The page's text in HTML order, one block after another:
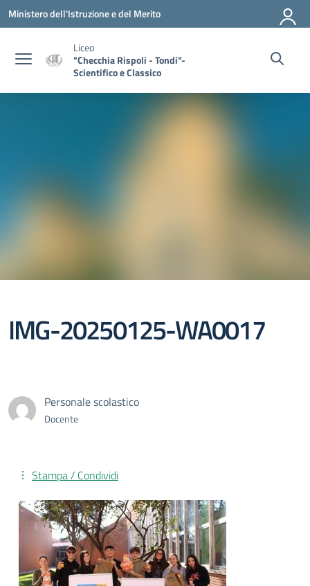
Vai ai contenuti
Vai al menu di navigazione
Vai al footer
Ministero dell'Istruzione e del Merito
Liceo
"Checchia Rispoli - Tondi"-
Scientifico e Classico
IMG-20250125-WA0017
Personale scolastico
Docente
Stampa / Condividi